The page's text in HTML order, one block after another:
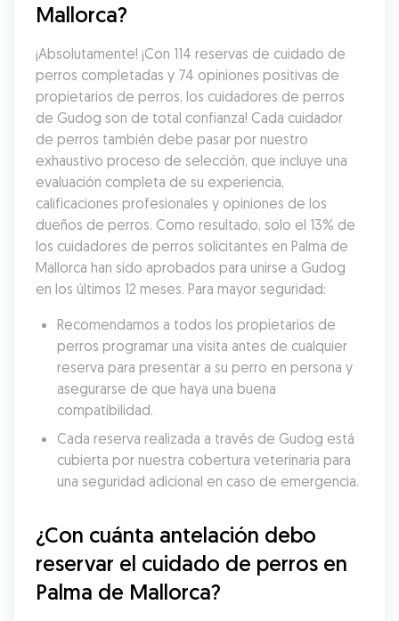
Mallorca?
¡Absolutamente! ¡Con 114 reservas de cuidado de
perros completadas y 74 opiniones positivas de
propietarios de perros, los cuidadores de perros
de Gudog son de total confianza! Cada cuidador
de perros también debe pasar por nuestro
exhaustivo proceso de selección, que incluye una
evaluación completa de su experiencia,
calificaciones profesionales y opiniones de los
dueños de perros. Como resultado, solo el 13% de
los cuidadores de perros solicitantes en Palma de
Mallorca han sido aprobados para unirse a Gudog
en los últimos 12 meses. Para mayor seguridad:
Recomendamos a todos los propietarios de
perros programar una visita antes de cualquier
reserva para presentar a su perro en persona y
asegurarse de que haya una buena
compatibilidad.
Cada reserva realizada a través de Gudog está
cubierta por nuestra cobertura veterinaria para
una seguridad adicional en caso de emergencia.
¿Con cuánta antelación debo
reservar el cuidado de perros en
Palma de Mallorca?